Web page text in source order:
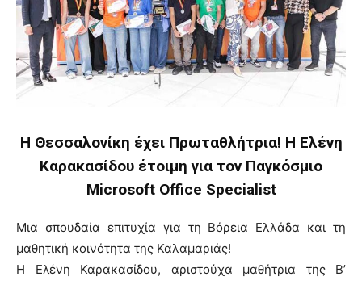
Η Θεσσαλονίκη έχει Πρωταθλήτρια! Η Ελένη
Καρακασίδου έτοιμη για τον Παγκόσμιο
Microsoft Office Specialist
Μια σπουδαία επιτυχία για τη Βόρεια Ελλάδα και τη
μαθητική κοινότητα της Καλαμαριάς!
Η Ελένη Καρακασίδου, αριστούχα μαθήτρια της Β’